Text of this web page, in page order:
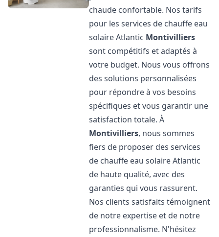
chaude confortable. Nos tarifs
pour les services de chauffe eau
solaire Atlantic Montivilliers
sont compétitifs et adaptés à
votre budget. Nous vous offrons
des solutions personnalisées
pour répondre à vos besoins
spécifiques et vous garantir une
satisfaction totale. À
Montivilliers, nous sommes
fiers de proposer des services
de chauffe eau solaire Atlantic
de haute qualité, avec des
garanties qui vous rassurent.
Nos clients satisfaits témoignent
de notre expertise et de notre
professionnalisme. N'hésitez